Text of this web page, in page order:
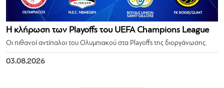
Η κλήρωση των Playoffs του UEFA Champions League
Οι πιθανοί αντίπαλοι του Ολυμπιακού στα Playoffs της διοργάνωσης.
03.08.2026